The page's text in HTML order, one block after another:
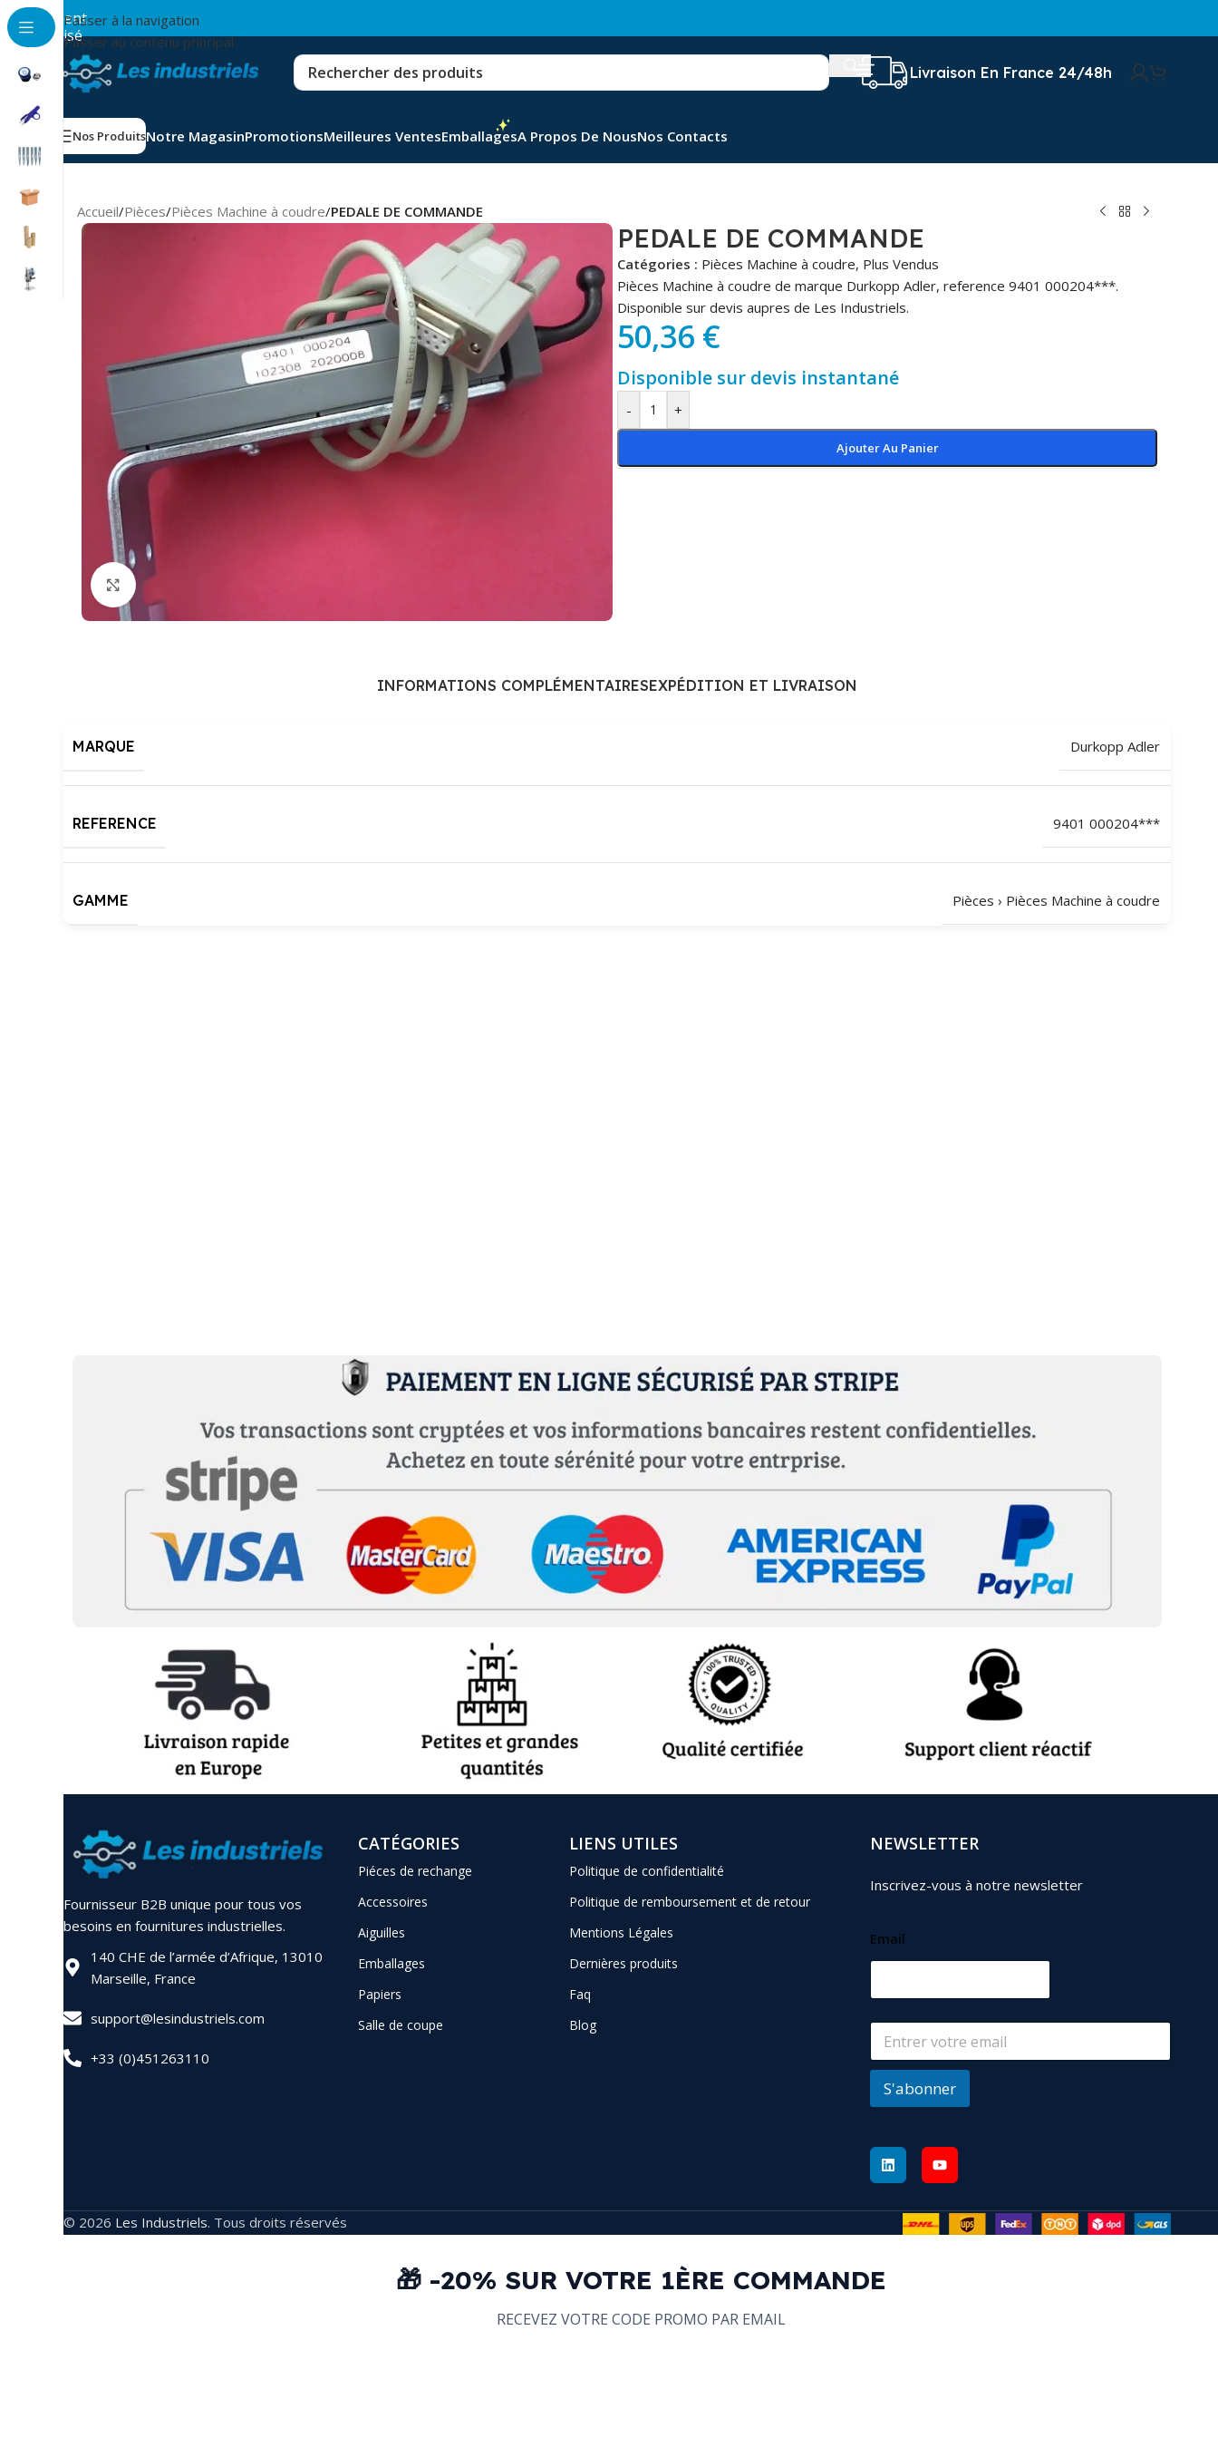
Passer à la navigation
Passer au contenu principal
Paiement
sécurisé
Livraison En France 24/48h
Nos ProduitsNotre MagasinPromotionsMeilleures VentesEmballagesA Propos De NousNos Contacts
Accueil/Pièces/Pièces Machine à coudre/PEDALE DE COMMANDE
Cliquez pour agrandir
PEDALE DE COMMANDE
Catégories : Pièces Machine à coudre, Plus Vendus
Pièces Machine à coudre de marque Durkopp Adler, reference 9401 000204***.
Disponible sur devis aupres de Les Industriels.
50,36 €
Disponible sur devis instantané
- +
Ajouter Au Panier
INFORMATIONS COMPLÉMENTAIRESEXPÉDITION ET LIVRAISON
MARQUE Durkopp Adler
REFERENCE 9401 000204***
GAMME Pièces › Pièces Machine à coudre
Fournisseur B2B unique pour tous vos
besoins en fournitures industrielles.
140 CHE de l’armée d’Afrique, 13010
Marseille, France
support@lesindustriels.com
+33 (0)451263110
CATÉGORIES
Piéces de rechange
Accessoires
Aiguilles
Emballages
Papiers
Salle de coupe
LIENS UTILES
Politique de confidentialité
Politique de remboursement et de retour
Mentions Légales
Dernières produits
Faq
Blog
NEWSLETTER
Inscrivez-vous à notre newsletter
Email
S'abonner
© 2026 Les Industriels. Tous droits réservés
🎁 -20% SUR VOTRE 1ÈRE COMMANDE
RECEVEZ VOTRE CODE PROMO PAR EMAIL